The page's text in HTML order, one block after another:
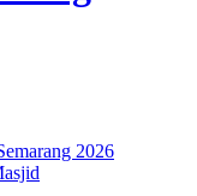
2026